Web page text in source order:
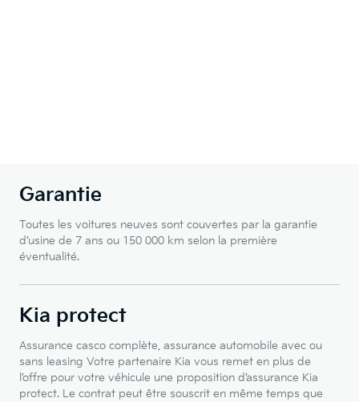
Garantie
Toutes les voitures neuves sont couvertes par la garantie
d’usine de 7 ans ou 150 000 km selon la première
éventualité.
Kia protect
Assurance casco complète, assurance automobile avec ou
sans leasing Votre partenaire Kia vous remet en plus de
l’offre pour votre véhicule une proposition d’assurance Kia
protect. Le contrat peut être souscrit en même temps que